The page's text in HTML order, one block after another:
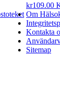
kr109.00
Om
Kontakta
Sitemap